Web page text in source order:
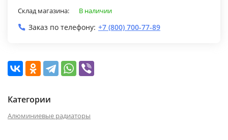
Склад магазина: В наличии
Заказ по телефону: +7 (800) 700-77-89
Категории
Алюминиевые радиаторы